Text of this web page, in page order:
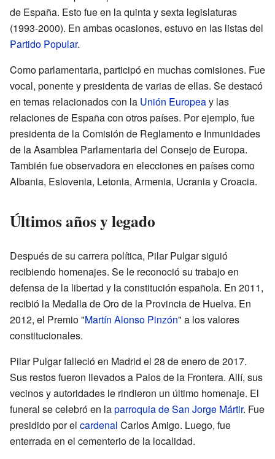
de España. Esto fue en la quinta y sexta legislaturas
(1993-2000). En ambas ocasiones, estuvo en las listas del
Partido Popular.
Como parlamentaria, participó en muchas comisiones. Fue
vocal, ponente y presidenta de varias de ellas. Se destacó
en temas relacionados con la Unión Europeay las
relaciones de España con otros países. Por ejemplo, fue
presidenta de la Comisión de Reglamento e Inmunidades
de la Asamblea Parlamentaria del Consejo de Europa.
También fue observadora en elecciones en países como
Albania, Eslovenia, Letonia, Armenia, Ucrania y Croacia.
Últimos años y legado
Después de su carrera política, Pilar Pulgar siguió
recibiendo homenajes. Se le reconoció su trabajo en
defensa de la libertad y la constitución española. En 2011,
recibió la Medalla de Oro de la Provincia de Huelva. En
2012, el Premio "Martín Alonso Pinzón" a los valores
constitucionales.
Pilar Pulgar falleció en Madrid el 28 de enero de 2017.
Sus restos fueron llevados a Palos de la Frontera. Allí, sus
vecinos y autoridades le rindieron un último homenaje. El
funeral se celebró en laparroquia de San Jorge Mártir. Fue
presidido por el cardenal Carlos Amigo. Luego, fue
enterrada en el cementerio de la localidad.